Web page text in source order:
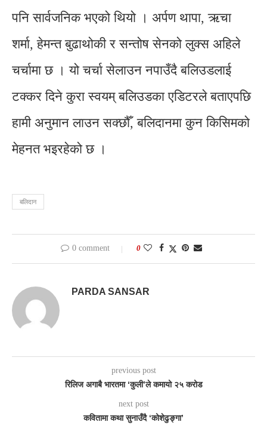
पनि सार्वजनिक भएको थियो । अर्पण थापा, ऋचा
शर्मा, हेमन्त बुढाथोकी र सन्तोष सेनको लुक्स अहिले
चर्चामा छ । यो चर्चा सेलाउन नपाउँदै बलिउडलाई
टक्कर दिने कुरा स्वयम् बलिउडका एडिटरले बताएपछि
हामी अनुमान लाउन सक्छौँ, बलिदानमा कुन किसिमको
मेहनत भइरहेको छ ।
बलिदान
0 comment 0
PARDA SANSAR
previous post
रिलिज अगाबै भारतमा ‘कुली’ले कमायो २५ करोड
next post
कवितामा कथा सुनाउँदै ‘कोशेढुङ्गा’